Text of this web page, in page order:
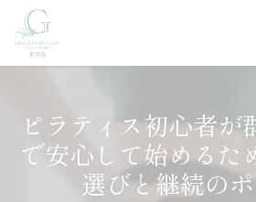
ピラティス初心者が
で安心して始めるた
選びと継続の